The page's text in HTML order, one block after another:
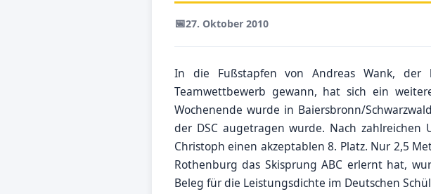
📅27. Oktober 2010
In die Fußstapfen von Andreas Wank, der
Teamwettbewerb gewann, hat sich ein
Wochenende wurde in Baiersbronn/
der DSC augetragen wurde. Nach
Christoph einen akzeptablen 8. Platz. Nur 2,5
Rothenburg das Skisprung ABC erlernt hat,
Beleg für die Leistungsdichte im Deutschen